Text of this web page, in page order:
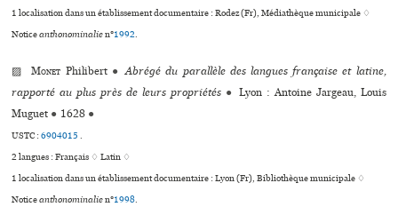
1 localisation dans un établissement documentaire : Rodez (Fr), Médiathèque muni­ci­pale ♢
Noticeanthonominalien°1992.
▨Monet Philibert ● Abrégé du parallèle des langues française et latine,
rapporté au plus près de leurs propriétés ● Lyon : Antoine Jargeau, Louis
Muguet ● 1628 ●
USTC :6904015.
2 langues :Français ♢Latin ♢
1 localisation dans un établissement documentaire : Lyon (Fr), Bibliothèque muni­ci­pale ♢
Noticeanthonominalien°1998.